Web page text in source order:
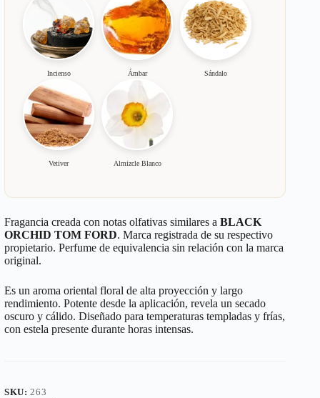
Incienso Ámbar Sándalo
Vetiver Almizcle Blanco
Fragancia creada con notas olfativas similares a BLACK
ORCHID TOM FORD. Marca registrada de su respectivo
propietario. Perfume de equivalencia sin relación con la marca
original.
Es un aroma oriental floral de alta proyección y largo
rendimiento. Potente desde la aplicación, revela un secado
oscuro y cálido. Diseñado para temperaturas templadas y frías,
con estela presente durante horas intensas.
SKU: 263